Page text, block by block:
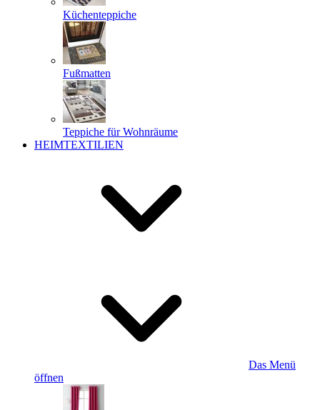
Küchenteppiche
Fußmatten
Teppiche für Wohnräume
HEIMTEXTILIEN
Das Menü
öffnen